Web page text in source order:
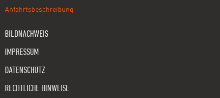
Anfahrtsbeschreibung
BILDNACHWEIS
IMPRESSUM
DATENSCHUTZ
RECHTLICHE HINWEISE